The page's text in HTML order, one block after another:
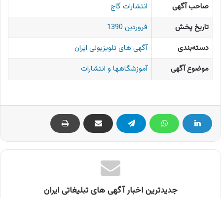
صاحب آگهی
انتشارات گاج
تاریخ پخش
فروردین 1390
دسته‌بندی
آگهی های تلویزیونی ایران
موضوع آگهی
آموزشگاهها و انتشارات
جدیدترین اخبار آگهی های تبلیغاتی ایران